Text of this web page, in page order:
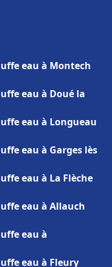
eau à Montech
eau à Doué la
eau à Longueau
eau à Garges lès
eau à La Flèche
eau à Allauch
eau à
eau à Fleury